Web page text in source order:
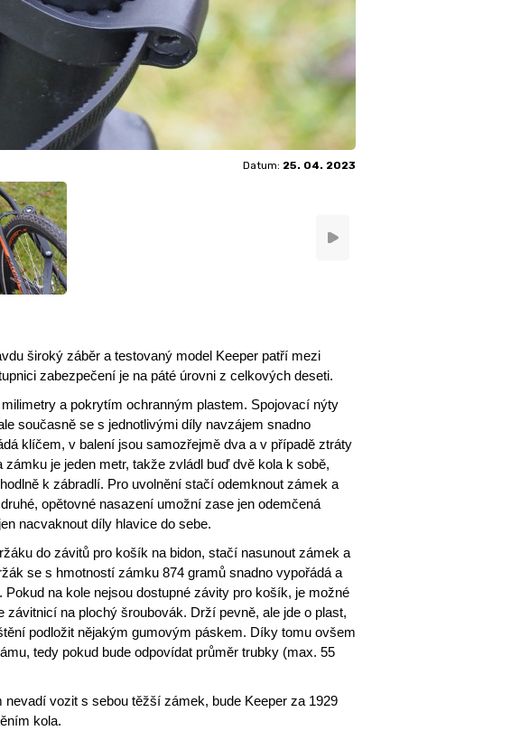
Datum: 25. 04. 2023
široký záběr a testovaný model Keeper patří mezi
zabezpečení je na páté úrovni z celkových deseti.
a pokrytím ochranným plastem. Spojovací nýty
současně se s jednotlivými díly navzájem snadno
klíčem, v balení jsou samozřejmě dva a v případě ztráty
je jeden metr, takže zvládl buď dvě kola k sobě,
k zábradlí. Pro uvolnění stačí odemknout zámek a
opětovné nasazení umožní zase jen odemčená
nacvaknout díly hlavice do sebe.
do závitů pro košík na bidon, stačí nasunout zámek a
se s hmotností zámku 874 gramů snadno vypořádá a
na kole nejsou dostupné závity pro košík, je možné
na plochý šroubovák. Drží pevně, ale jde o plast,
podložit nějakým gumovým páskem. Díky tomu ovšem
tedy pokud bude odpovídat průměr trubky (max. 55
vozit s sebou těžší zámek, bude Keeper za 1929
kola.